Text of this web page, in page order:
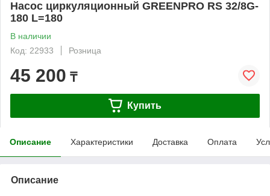
Насос циркуляционный GREENPRO RS 32/8G-
180 L=180
В наличии
Код: 22933
Розница
45 200 ₸
Купить
Описание Характеристики Доставка Оплата
Описание